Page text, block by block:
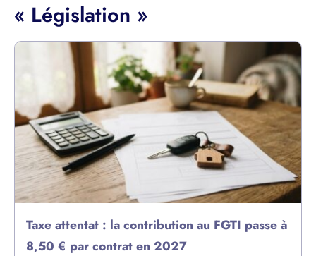
« Législation »
Taxe attentat : la contribution au FGTI passe à
8,50 € par contrat en 2027